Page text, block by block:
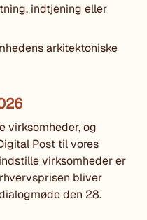
indtjening eller
arkitektoniske
virksomheder, og
Post til vores
virksomheder er
bliver
den 28.